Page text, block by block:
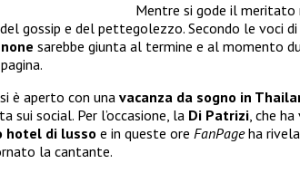
Mentre si gode il meritato
gossip e del pettegolezzo. Secondo le voci
sarebbe giunta al termine e al momento
è aperto con una vacanza da sogno in
social. Per l’occasione, la Di Patrizi, che
hotel di lusso e in queste ore FanPageha
la cantante.